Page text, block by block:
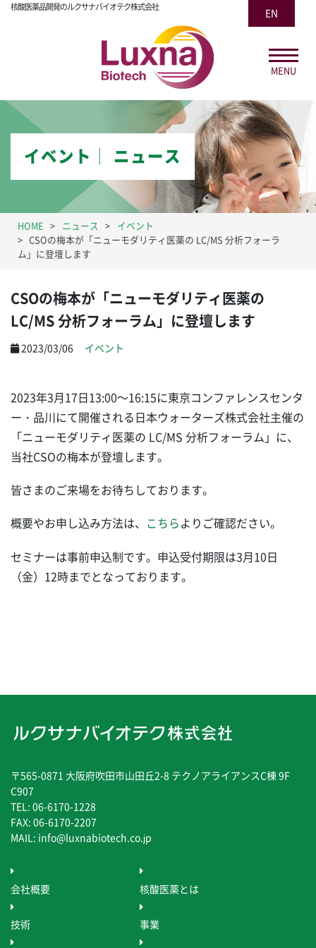
核酸医薬品開発のルクサナバイオテク株式会社
EN
MENU
イベント│ ニュース
HOME ニュース
イベント
CSOの梅本が「ニューモダリティ医薬の LC/MS 分析フォーラ
ム」に登壇します
CSOの梅本が「ニューモダリティ医薬の
LC/MS 分析フォーラム」に登壇します
2023/03/06 イベント
2023年3月17日13:00～16:15に東京コンファレンスセンタ
ー・品川にて開催される日本ウォーターズ株式会社主催の
「ニューモダリティ医薬の LC/MS 分析フォーラム」に、
当社CSOの梅本が登壇します。
皆さまのご来場をお待ちしております。
概要やお申し込み方法は、 こちら よりご確認ださい。
セミナーは事前申込制です。申込受付期限は3月10日
（金）12時までとなっております。
〒565-0871 大阪府吹田市山田丘2-8 テクノアライアンスC棟 9F
C907
TEL: 06-6170-1228
FAX: 06-6170-2207
MAIL: info@luxnabiotech.co.jp
会社概要 核酸医薬とは
技術 事業